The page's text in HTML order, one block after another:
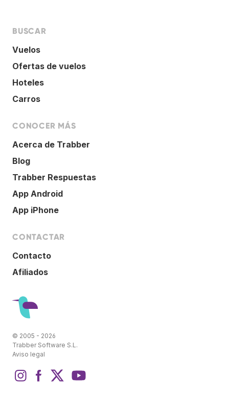
BUSCAR
Vuelos
Ofertas de vuelos
Hoteles
Carros
CONOCER MÁS
Acerca de Trabber
Blog
Trabber Respuestas
App Android
App iPhone
CONTACTAR
Contacto
Afiliados
© 2005 - 2026
Trabber Software S.L.
Aviso legal